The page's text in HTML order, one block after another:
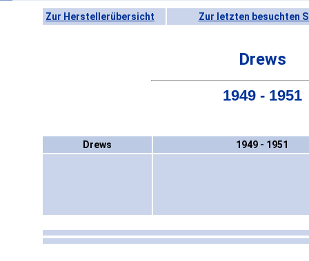
Zur Herstellerübersicht Zur letzten besuchten
Drews
1949 - 1951
Drews 1949 - 1951